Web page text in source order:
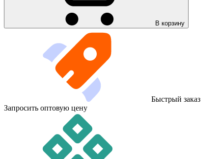
В корзину
Быстрый заказ
Запросить оптовую цену